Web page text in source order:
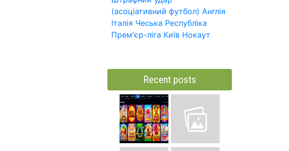
(асоціативний футбол) Англія
Італія Чеська Республіка
Прем'єр-ліга Київ Нокаут
Recent posts